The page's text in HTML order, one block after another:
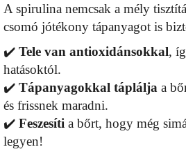
A spirulina nemcsak a mély
csomó jótékony tápanyagot is
✔️ Tele van antioxidánsokkal,
hatásoktól.
✔️ Tápanyagokkal táplálja a
és frissnek maradni.
✔️ Feszesíti a bőrt, hogy még
legyen!